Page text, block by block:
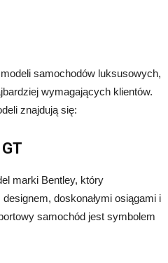
samochodów luksusowych,
wymagających klientów.
znajdują się:
marki Bentley, który
doskonałymi osiągami i
samochód jest symbolem